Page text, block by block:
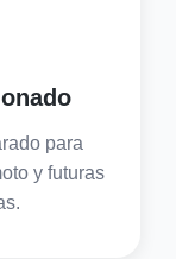
para
y futuras